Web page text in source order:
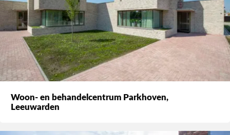
Woon- en behandelcentrum Parkhoven,
Leeuwarden